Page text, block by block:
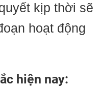
kịp thời sẽ
hoạt động
hiện nay: